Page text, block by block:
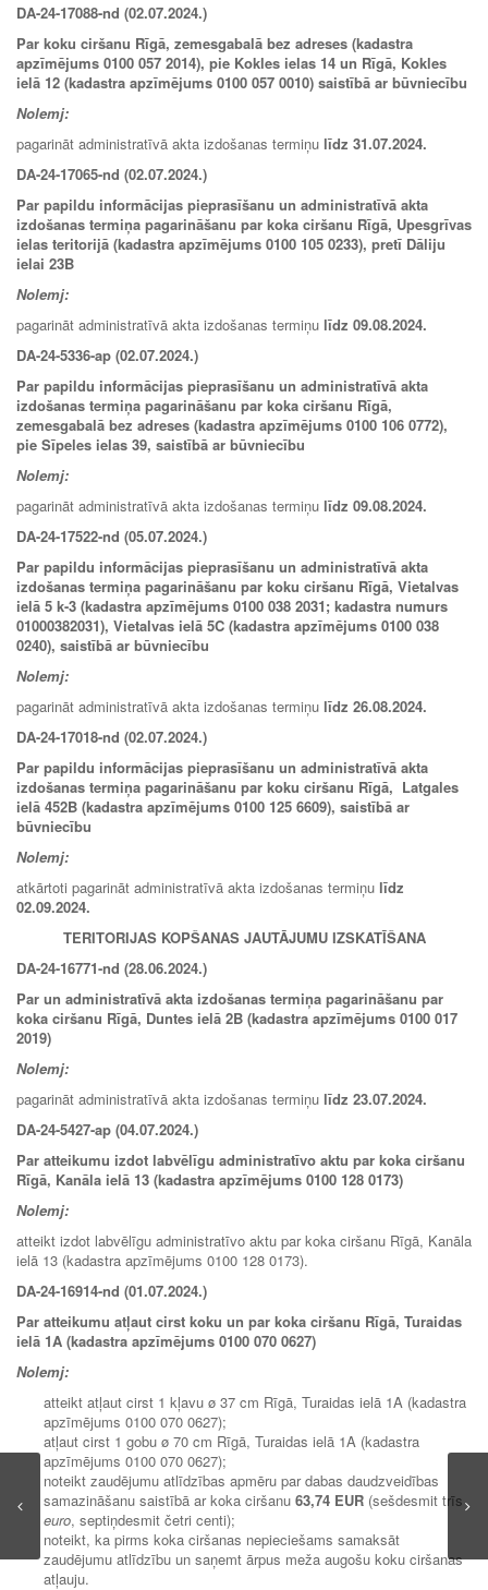
DA-24-17088-nd (02.07.2024.)
Par koku ciršanu Rīgā, zemesgabalā bez adreses (kadastra
apzīmējums 0100 057 2014), pie Kokles ielas 14 un Rīgā, Kokles
ielā 12 (kadastra apzīmējums 0100 057 0010) saistībā ar būvniecību
Nolemj:
pagarināt administratīvā akta izdošanas termiņu līdz 31.07.2024.
DA-24-17065-nd (02.07.2024.)
Par papildu informācijas pieprasīšanu un administratīvā akta
izdošanas termiņa pagarināšanu par koka ciršanu Rīgā, Upesgrīvas
ielas teritorijā (kadastra apzīmējums 0100 105 0233), pretī Dāliju
ielai 23B
Nolemj:
pagarināt administratīvā akta izdošanas termiņu līdz 09.08.2024.
DA-24-5336-ap (02.07.2024.)
Par papildu informācijas pieprasīšanu un administratīvā akta
izdošanas termiņa pagarināšanu par koka ciršanu Rīgā,
zemesgabalā bez adreses (kadastra apzīmējums 0100 106 0772),
pie Sīpeles ielas 39, saistībā ar būvniecību
Nolemj:
pagarināt administratīvā akta izdošanas termiņu līdz 09.08.2024.
DA-24-17522-nd (05.07.2024.)
Par papildu informācijas pieprasīšanu un administratīvā akta
izdošanas termiņa pagarināšanu par koku ciršanu Rīgā, Vietalvas
ielā 5 k-3 (kadastra apzīmējums 0100 038 2031; kadastra numurs
01000382031), Vietalvas ielā 5C (kadastra apzīmējums 0100 038
0240), saistībā ar būvniecību
Nolemj:
pagarināt administratīvā akta izdošanas termiņu līdz 26.08.2024.
DA-24-17018-nd (02.07.2024.)
Par papildu informācijas pieprasīšanu un administratīvā akta
izdošanas termiņa pagarināšanu par koku ciršanu Rīgā, Latgales
ielā 452B (kadastra apzīmējums 0100 125 6609), saistībā ar
būvniecību
Nolemj:
atkārtoti pagarināt administratīvā akta izdošanas termiņu līdz
02.09.2024.
TERITORIJAS KOPŠANAS JAUTĀJUMU IZSKATĪŠANA
DA-24-16771-nd (28.06.2024.)
Par un administratīvā akta izdošanas termiņa pagarināšanu par
koka ciršanu Rīgā, Duntes ielā 2B (kadastra apzīmējums 0100 017
2019)
Nolemj:
pagarināt administratīvā akta izdošanas termiņu līdz 23.07.2024.
DA-24-5427-ap (04.07.2024.)
Par atteikumu izdot labvēlīgu administratīvo aktu par koka ciršanu
Rīgā, Kanāla ielā 13 (kadastra apzīmējums 0100 128 0173)
Nolemj:
atteikt izdot labvēlīgu administratīvo aktu par koka ciršanu Rīgā, Kanāla
ielā 13 (kadastra apzīmējums 0100 128 0173).
DA-24-16914-nd (01.07.2024.)
Par atteikumu atļaut cirst koku un par koka ciršanu Rīgā, Turaidas
ielā 1A (kadastra apzīmējums 0100 070 0627)
Nolemj:
atteikt atļaut cirst 1 kļavu ø 37 cm Rīgā, Turaidas ielā 1A (kadastra
apzīmējums 0100 070 0627);
atļaut cirst 1 gobu ø 70 cm Rīgā, Turaidas ielā 1A (kadastra
apzīmējums 0100 070 0627);
noteikt zaudējumu atlīdzības apmēru par dabas daudzveidības
samazināšanu saistībā ar koka ciršanu 63,74 EUR (sešdesmit trīs
euro, septiņdesmit četri centi);
noteikt, ka pirms koka ciršanas nepieciešams samaksāt
zaudējumu atlīdzību un saņemt ārpus meža augošu koku ciršanas
atļauju.